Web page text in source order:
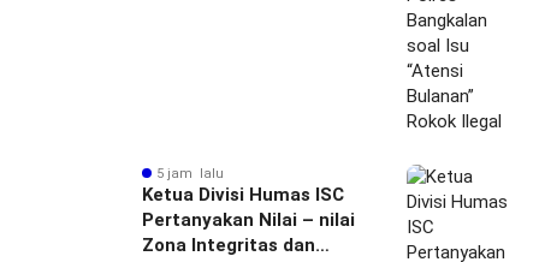
5 jam lalu
Ketua Divisi Humas ISC
Pertanyakan Nilai – nilai
Zona Integritas dan